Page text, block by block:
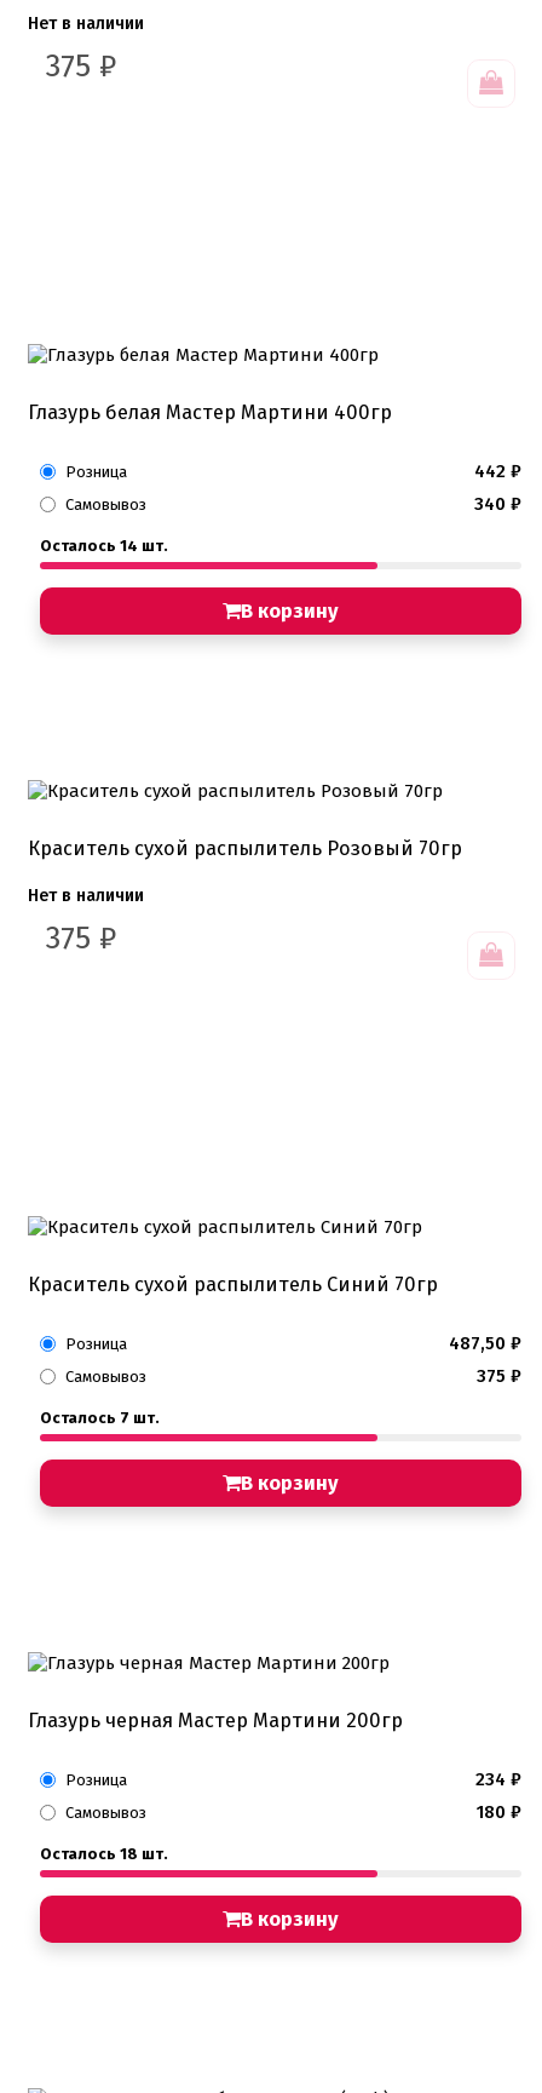
Нет в наличии
375 ₽
Глазурь белая Мастер Мартини 400гр
Розница 442 ₽
Самовывоз 340 ₽
Осталось 14 шт.
В корзину
Краситель сухой распылитель Розовый 70гр
Нет в наличии
375 ₽
Краситель сухой распылитель Синий 70гр
Розница 487,50 ₽
Самовывоз 375 ₽
Осталось 7 шт.
В корзину
Глазурь черная Мастер Мартини 200гр
Розница 234 ₽
Самовывоз 180 ₽
Осталось 18 шт.
В корзину